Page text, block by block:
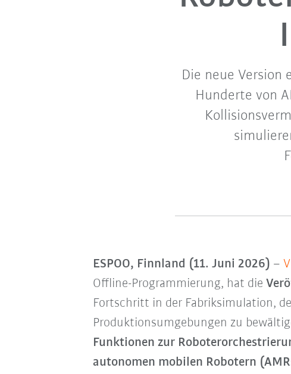
Die neue Version
Hunderte von
ESPOO, Finnland (11. Juni 2026) –
Offline-Programmierung, hat die
Fortschritt in der Fabriksimulation,
Produktionsumgebungen zu
Funktionen zur
autonomen mobilen Robotern